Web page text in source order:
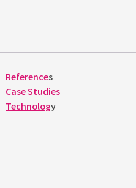
References
Case Studies
Technology